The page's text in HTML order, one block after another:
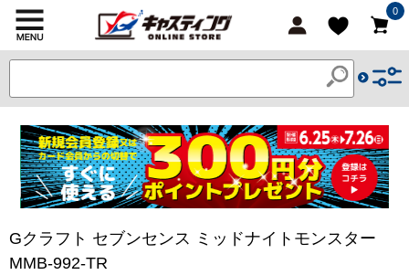
0
Gクラフト セブンセンス ミッドナイトモンスター
MMB-992-TR